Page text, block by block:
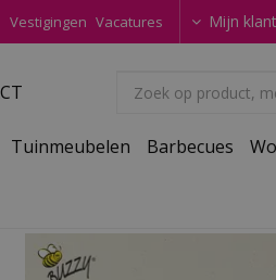
Vestigingen Vacatures Mijn
Tuinmeubelen Barbecues